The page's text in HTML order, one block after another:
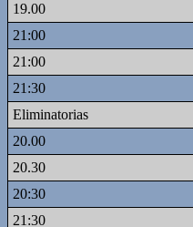
19.00
21:00
21:00
21:30
Eliminatorias
20.00
20.30
20:30
21:30